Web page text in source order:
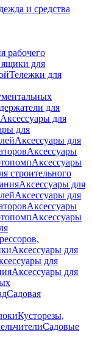
и средства
рабочего
для
Тележки для
для
Аксессуары для
для
Аксессуары для
Аксессуары
Аксессуары
строительного
Аксессуары для
Аксессуары для
Аксессуары
Аксессуары
Аксессуары для
для
Аксессуары для
Садовая
Кусторезы,
Садовые